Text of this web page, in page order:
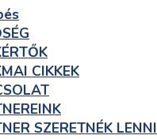
CIKKEK
SZERETNÉK LENNI